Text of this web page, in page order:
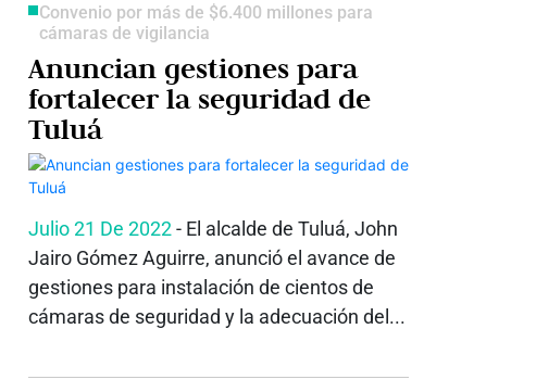
Convenio por más de $6.400 millones para
cámaras de vigilancia
Anuncian gestiones para
fortalecer la seguridad de
Tuluá
Julio 21 De 2022- El alcalde de Tuluá, John
Jairo Gómez Aguirre, anunció el avance de
gestiones para instalación de cientos de
cámaras de seguridad y la adecuación del...